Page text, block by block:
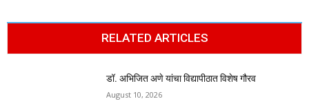
RELATED ARTICLES
डॉ. अभिजित अणे यांचा विद्यापीठात विशेष गौरव
August 10, 2026